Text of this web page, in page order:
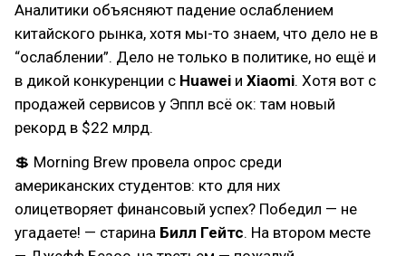
Аналитики объясняют падение ослаблением
китайского рынка, хотя мы-то знаем, что дело не в
“ослаблении”. Дело не только в политике, но ещё и
в дикой конкуренции с Huawei и Xiaomi. Хотя вот с
продажей сервисов у Эппл всё ок: там новый
рекорд в $22 млрд.
💲 Morning Brew провела опрос среди
американских студентов: кто для них
олицетворяет финансовый успех? Победил — не
угадаете! — старина Билл Гейтс. На втором месте